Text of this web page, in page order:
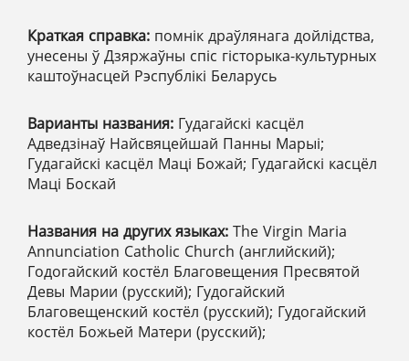
Краткая справка: помнік драўлянага дойлідства,
унесены ў Дзяржаўны спіс гісторыка-культурных
каштоўнасцей Рэспублікі Беларусь
Варианты названия: Гудагайскі касцёл
Адведзінаў Найсвяцейшай Панны Марыі;
Гудагайскі касцёл Маці Божай; Гудагайскі касцёл
Маці Боскай
Названия на других языках: The Virgin Maria
Annunciation Catholic Church (английский);
Годогайский костёл Благовещения Пресвятой
Девы Марии (русский); Гудогайский
Благовещенский костёл (русский); Гудогайский
костёл Божьей Матери (русский);